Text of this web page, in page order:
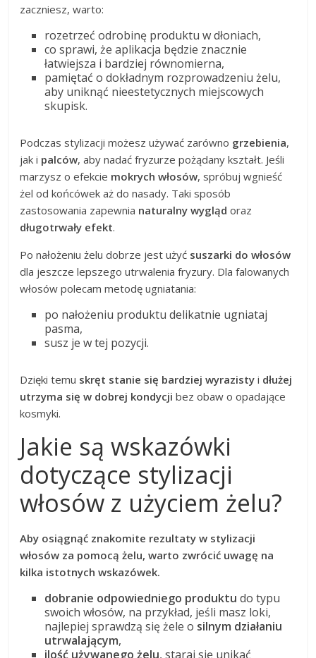
zaczniesz, warto:
rozetrzeć odrobinę produktu w dłoniach,
co sprawi, że aplikacja będzie znacznie
łatwiejsza i bardziej równomierna,
pamiętać o dokładnym rozprowadzeniu żelu,
aby uniknąć nieestetycznych miejscowych
skupisk.
Podczas stylizacji możesz używać zarówno grzebienia,
jak i palców, aby nadać fryzurze pożądany kształt. Jeśli
marzysz o efekcie mokrych włosów, spróbuj wgnieść
żel od końcówek aż do nasady. Taki sposób
zastosowania zapewnia naturalny wygląd oraz
długotrwały efekt.
Po nałożeniu żelu dobrze jest użyć suszarki do włosów
dla jeszcze lepszego utrwalenia fryzury. Dla falowanych
włosów polecam metodę ugniatania:
po nałożeniu produktu delikatnie ugniataj
pasma,
susz je w tej pozycji.
Dzięki temu skręt stanie się bardziej wyrazisty i dłużej
utrzyma się w dobrej kondycji bez obaw o opadające
kosmyki.
Jakie są wskazówki
dotyczące stylizacji
włosów z użyciem żelu?
Aby osiągnąć znakomite rezultaty w stylizacji
włosów za pomocą żelu, warto zwrócić uwagę na
kilka istotnych wskazówek.
dobranie odpowiedniego produktu do typu
swoich włosów, na przykład, jeśli masz loki,
najlepiej sprawdzą się żele o silnym działaniu
utrwalającym,
ilość używanego żelu, staraj się unikać